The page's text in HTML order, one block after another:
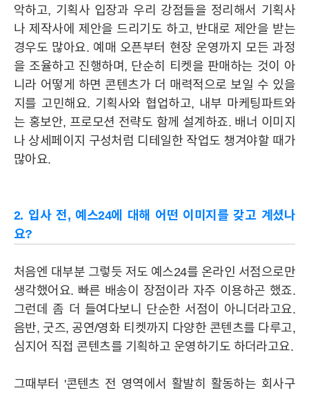
악하고, 기획사 입장과 우리 강점들을 정리해서 기획사
나 제작사에 제안을 드리기도 하고, 반대로 제안을 받는
경우도 많아요. 예매 오픈부터 현장 운영까지 모든 과정
을 조율하고 진행하며, 단순히 티켓을 판매하는 것이 아
니라 어떻게 하면 콘텐츠가 더 매력적으로 보일 수 있을
지를 고민해요. 기획사와 협업하고, 내부 마케팅파트와
는 홍보안, 프로모션 전략도 함께 설계하죠. 배너 이미지
나 상세페이지 구성처럼 디테일한 작업도 챙겨야할 때가
많아요.
2. 입사 전, 예스24에 대해 어떤 이미지를 갖고 계셨나
요?
처음엔 대부분 그렇듯 저도 예스24를 온라인 서점으로만
생각했어요. 빠른 배송이 장점이라 자주 이용하곤 했죠.
그런데 좀 더 들여다보니 단순한 서점이 아니더라고요.
음반, 굿즈, 공연/영화 티켓까지 다양한 콘텐츠를 다루고,
심지어 직접 콘텐츠를 기획하고 운영하기도 하더라고요.
그때부터 '콘텐츠 전 영역에서 활발히 활동하는 회사구